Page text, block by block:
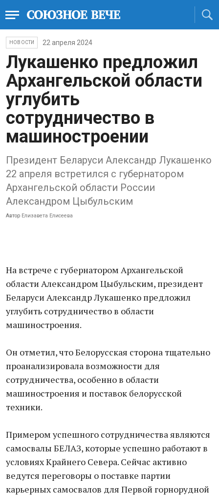
НОВОСТИ 22 апреля 2024
Лукашенко предложил
Архангельской области
углубить
сотрудничество в
машиностроении
Президент Беларуси Александр Лукашенко
22 апреля встретился с губернатором
Архангельской области России
Александром Цыбульским
Автор Елизавета Елисеева
На встрече с губернатором Архангельской
области Александром Цыбульским, президент
Беларуси Александр Лукашенко предложил
углубить сотрудничество в области
машиностроения.
Он отметил, что Белорусская сторона тщательно
проанализировала возможности для
сотрудничества, особенно в области
машиностроения и поставок белорусской
техники.
Примером успешного сотрудничества являются
самосвалы БЕЛАЗ, которые успешно работают в
условиях Крайнего Севера. Сейчас активно
ведутся переговоры о поставке партии
карьерных самосвалов для Первой горнорудной